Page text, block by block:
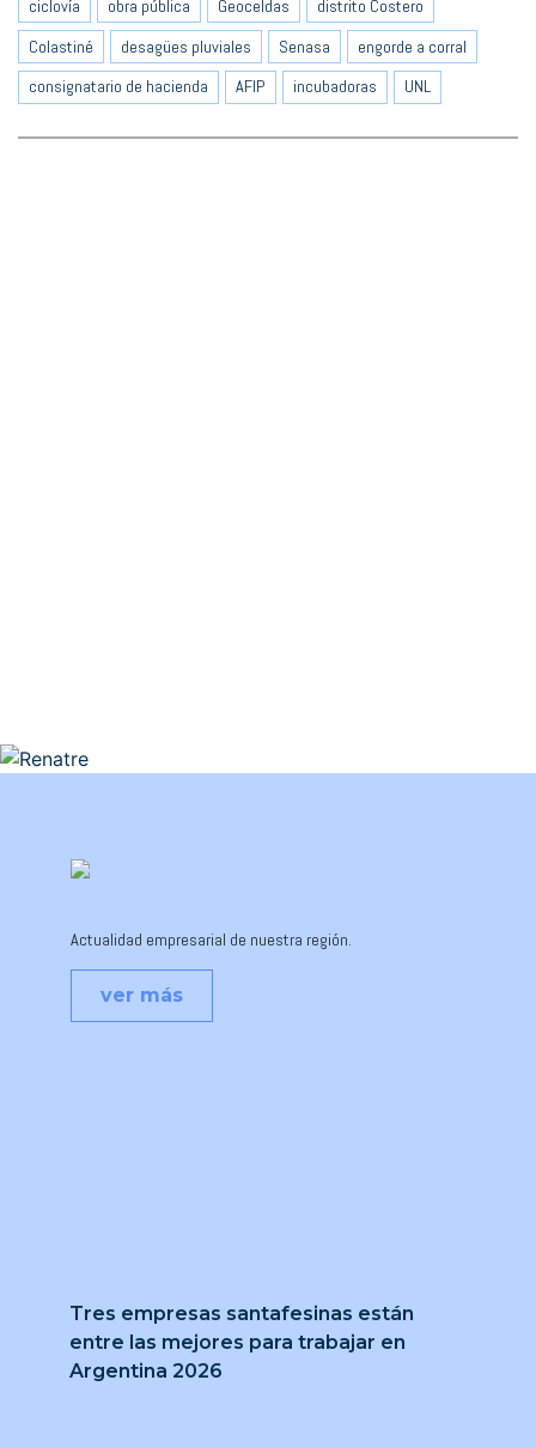
ciclovía
obra pública Geoceldas
distrito Costero
Colastiné
desagües pluviales Senasa
engorde a corral
consignatario de hacienda
AFIP incubadoras UNL
Tres empresas santafesinas están
entre las mejores para trabajar en
Argentina 2026
Actualidad empresarial de nuestra región.
ver más